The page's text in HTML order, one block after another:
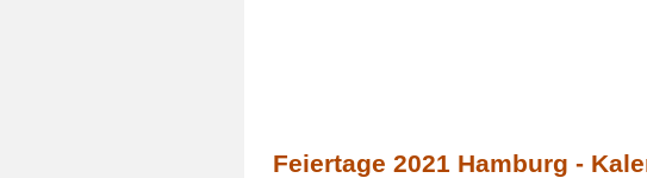
Feiertage 2021 Hamburg -